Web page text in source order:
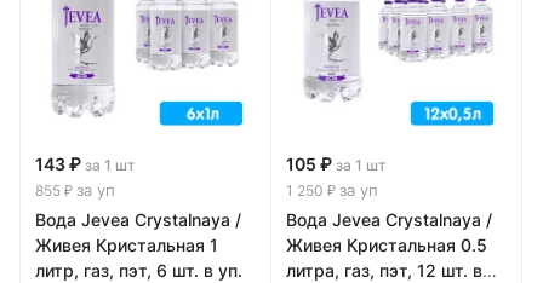
143 ₽ за 1 шт
855 ₽ за уп
Вода Jevea Crystalnaya /
Живея Кристальная 1
литр, газ, пэт, 6 шт. в уп.
105 ₽ за 1 шт
1 250 ₽ за уп
Вода Jevea Crystalnaya /
Живея Кристальная 0.5
литра, газ, пэт, 12 шт. в